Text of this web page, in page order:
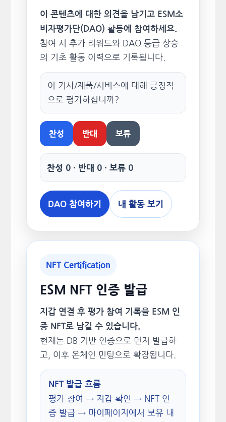
이 콘텐츠에 대한 의견을 남기고 ESM소
비자평가단(DAO) 활동에 참여하세요.
참여 시 추가 리워드와 DAO 등급 상승
의 기초 활동 이력으로 기록됩니다.
이 기사/제품/서비스에 대해 긍정적
으로 평가하십니까?
찬성 반대 보류
찬성 0 · 반대 0 · 보류 0
DAO 참여하기 내 활동 보기
NFT Certification
ESM NFT 인증 발급
지갑 연결 후 평가 참여 기록을 ESM 인
증 NFT로 남길 수 있습니다.
현재는 DB 기반 인증으로 먼저 발급하
고, 이후 온체인 민팅으로 확장됩니다.
NFT 발급 흐름
평가 참여 → 지갑 확인 → NFT 인
증 발급 → 마이페이지에서 보유 내